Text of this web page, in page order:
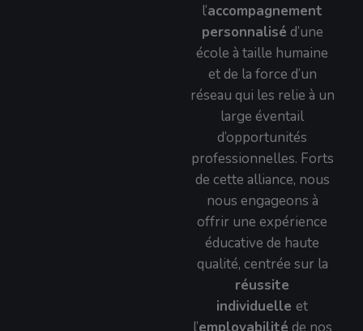
l’accompagnement
personnalisé d’une
école à taille humaine
et de la force d’un
réseau qui les relie à un
large éventail
d’opportunités
professionnelles. Forts
de cette alliance, nous
nous engageons à
offrir une expérience
éducative de haute
qualité, centrée sur la
réussite
individuelle et
l’employabilité de nos